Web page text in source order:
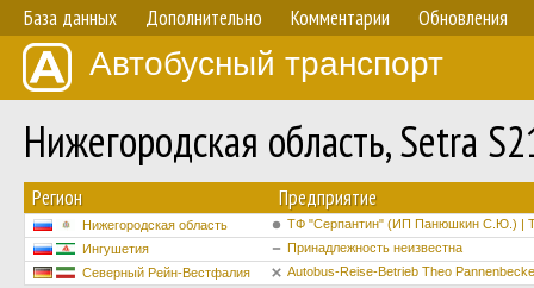
База данных Дополнительно Комментарии Обновления
Автобусный транспорт
Нижегородская область, Setra
Регион Предприятие
Нижегородская область
ТФ "Серпантин" (ИП Панюшкин С.Ю.) |
Ингушетия
Принадлежность неизвестна
Северный Рейн-Вестфалия
Autobus-Reise-Betrieb Theo